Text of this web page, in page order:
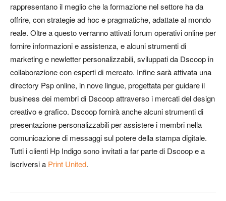
rappresentano il meglio che la formazione nel settore ha da
offrire, con strategie ad hoc e pragmatiche, adattate al mondo
reale. Oltre a questo verranno attivati forum operativi online per
fornire informazioni e assistenza, e alcuni strumenti di
marketing e newletter personalizzabili, sviluppati da Dscoop in
collaborazione con esperti di mercato. Infine sarà attivata una
directory Psp online, in nove lingue, progettata per guidare il
business dei membri di Dscoop attraverso i mercati del design
creativo e grafico. Dscoop fornirà anche alcuni strumenti di
presentazione personalizzabili per assistere i membri nella
comunicazione di messaggi sul potere della stampa digitale.
Tutti i clienti Hp Indigo sono invitati a far parte di Dscoop e a
iscriversi a Print United.